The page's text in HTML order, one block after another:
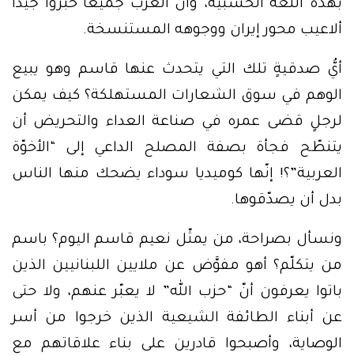
بهذه اللغة الخشبية، وأنّ العرب جميعًا خبروا جيدًا
ألاعيب محور إيران ووجوهه المستنسخة.
أيُّ صدقيةٍ تلك التي يتحدث عنها قاسم وهو يبيع
الوهم في سوق الشعارات المستهلكة؟ كيف يمكن
لرجلٍ قضى عمره في صناعة العداء والتحريض أن
يتنطّح فجأة بصفة المصلح الداعي إلى “الأخوّة
العربية”؟! إنّها كوميديا سوداء يضحك منها الناس
بدل أن يصدّقوها.
ونسأل بصراحة، من يمثّل نعيم قاسم اليوم؟ باسم
من يتكلّم؟ أهو مفوَّض عن ملايين اللبنانيين الذين
باتوا يعرفون أنّ “حزب الله” لا يعبّر عنهم، ولا حتى
عن أبناء الطائفة الشيعية الذين خرجوا من أسر
الوصاية، وأصبحوا قادرين على بناء علاقاتهم مع